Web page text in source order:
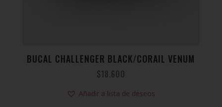
BUCAL CHALLENGER BLACK/CORAIL VENUM
$18.600
Añadir a lista de deseos